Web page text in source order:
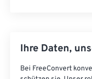
Ihre Daten,
Bei FreeConvert